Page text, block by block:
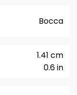
Bocca
0.6 in
1.41 cm